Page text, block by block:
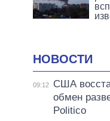
НОВОСТИ
09:12
США
обмен
Politico